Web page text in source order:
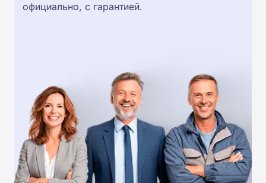
официально, с гарантией.